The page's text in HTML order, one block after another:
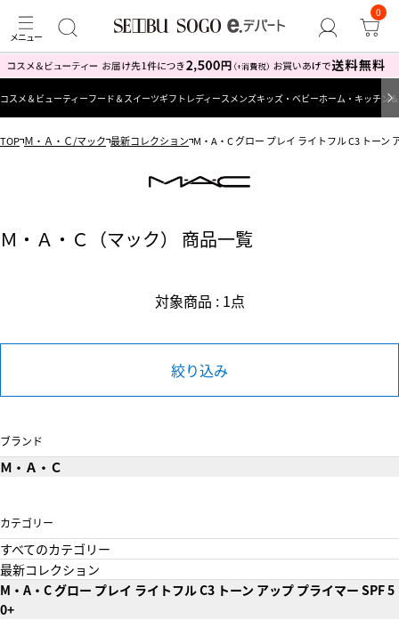
0
コスメ＆ビューティーフード＆スイーツギフト レディース メンズキッズ・ベビーホーム・キッチン
TOP Ｍ・Ａ・Ｃ/マック 最新コレクション M・A・C グロー プレイ ライトフル C3 トーン
Ｍ・Ａ・Ｃ（マック） 商品一覧
対象商品 : 1点
絞り込み
ブランド
Ｍ・Ａ・Ｃ
カテゴリー
すべてのカテゴリー
最新コレクション
M・A・C グロー プレイ ライトフル C3 トーン アップ プライマー SPF 5
0+